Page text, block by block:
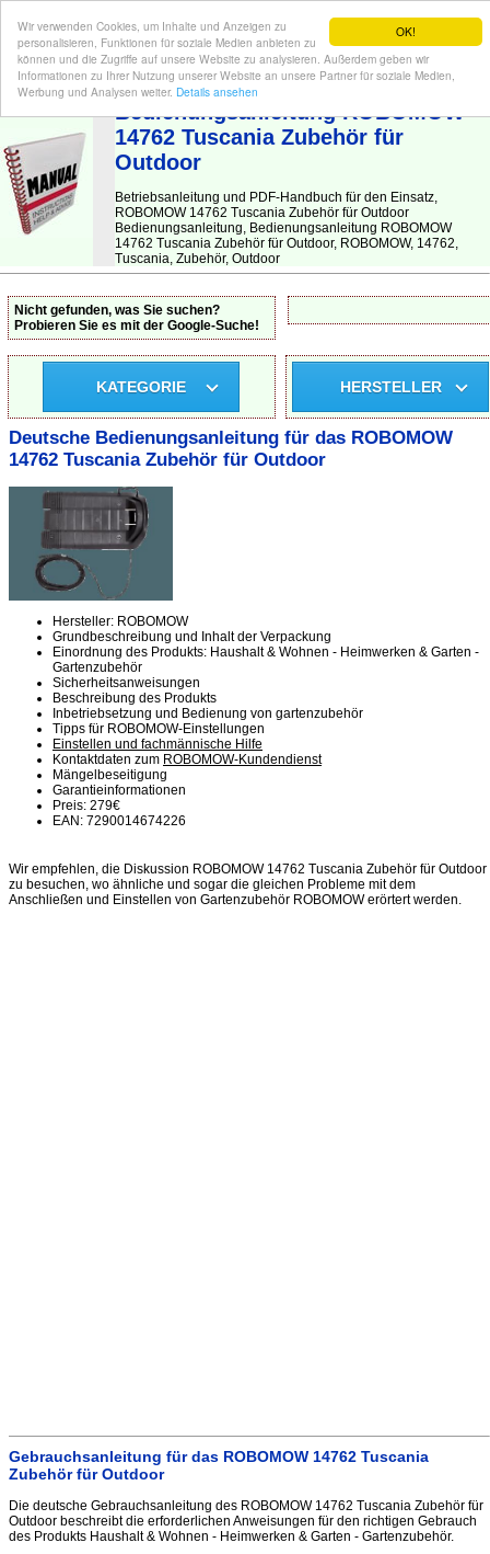
OK!
Wir verwenden Cookies, um Inhalte und Anzeigen zu
personalisieren, Funktionen für soziale Medien anbieten zu
können und die Zugriffe auf unsere Website zu analysieren. Außerdem geben wir
Informationen zu Ihrer Nutzung unserer Website an unsere Partner für soziale Medien,
Werbung und Analysen weiter. Details ansehen
BEDIENUNGSANLEITUNG| Hier finden Sie die deutsche Anleitung!
Bedienungsanleitung ROBOMOW
14762 Tuscania Zubehör für
Outdoor
Betriebsanleitung und PDF-Handbuch für den Einsatz,
ROBOMOW 14762 Tuscania Zubehör für Outdoor
Bedienungsanleitung, Bedienungsanleitung ROBOMOW
14762 Tuscania Zubehör für Outdoor, ROBOMOW, 14762,
Tuscania, Zubehör, Outdoor
Nicht gefunden, was Sie suchen?
Probieren Sie es mit der Google-Suche!
KATEGORIE HERSTELLER
Deutsche Bedienungsanleitung für das ROBOMOW
14762 Tuscania Zubehör für Outdoor
Hersteller: ROBOMOW
Grundbeschreibung und Inhalt der Verpackung
Einordnung des Produkts: Haushalt & Wohnen - Heimwerken & Garten -
Gartenzubehör
Sicherheitsanweisungen
Beschreibung des Produkts
Inbetriebsetzung und Bedienung von gartenzubehör
Tipps für ROBOMOW-Einstellungen
Einstellen und fachmännische Hilfe
Kontaktdaten zum ROBOMOW-Kundendienst
Mängelbeseitigung
Garantieinformationen
Preis: 279€
EAN: 7290014674226
Wir empfehlen, die Diskussion ROBOMOW 14762 Tuscania Zubehör für Outdoor
zu besuchen, wo ähnliche und sogar die gleichen Probleme mit dem
Anschließen und Einstellen von Gartenzubehör ROBOMOW erörtert werden.
Gebrauchsanleitung für das ROBOMOW 14762 Tuscania
Zubehör für Outdoor
Die deutsche Gebrauchsanleitung des ROBOMOW 14762 Tuscania Zubehör für
Outdoor beschreibt die erforderlichen Anweisungen für den richtigen Gebrauch
des Produkts Haushalt & Wohnen - Heimwerken & Garten - Gartenzubehör.